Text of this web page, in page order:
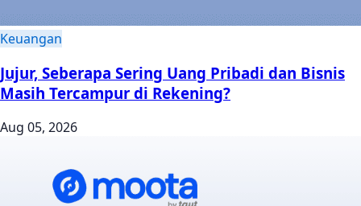
Keuangan
Jujur, Seberapa Sering Uang Pribadi dan Bisnis
Masih Tercampur di Rekening?
Aug 05, 2026